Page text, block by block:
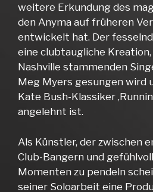
weitere Erkundung des
den Anyma auf früheren
entwickelt hat. Der
eine clubtaugliche Kreation,
Nashville stammenden
Meg Myers gesungen wird
Kate Bush-Klassiker
angelehnt ist.
Als Künstler, der zwischen
Club-Bangern und
Momenten zu pendeln
seiner Soloarbeit eine